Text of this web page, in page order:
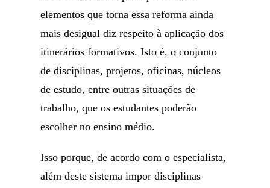
elementos que torna essa reforma ainda
mais desigual diz respeito à aplicação dos
itinerários formativos. Isto é, o conjunto
de disciplinas, projetos, oficinas, núcleos
de estudo, entre outras situações de
trabalho, que os estudantes poderão
escolher no ensino médio.
Isso porque, de acordo com o especialista,
além deste sistema impor disciplinas